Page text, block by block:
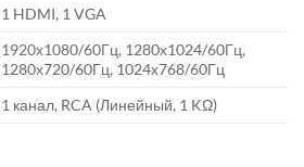
1 HDMI, 1 VGA
1920х1080/60Гц, 1280х1024/60Гц,
1280х720/60Гц, 1024х768/60Гц
1 канал, RCA (Линейный, 1 KΩ)